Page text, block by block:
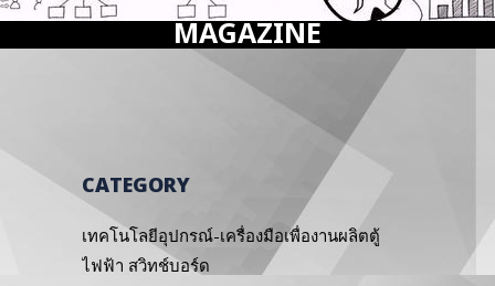
MAGAZINE
CATEGORY
เทคโนโลยีอุปกรณ์-เครื่องมือเพื่องานผลิตตู้
ไฟฟ้า สวิทช์บอร์ด